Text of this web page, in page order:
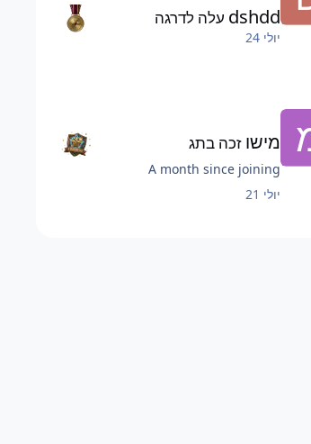
dshdd עלה לדרגה
יולי 24
מישו זכה בתג
A month since joining
יולי 21